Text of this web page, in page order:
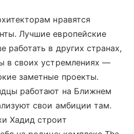
нравятся
Лучшие европейские
работать в других странах,
в своих устремлениях —
заметные проекты.
работают на Ближнем
свои амбиции там.
Хадид строит